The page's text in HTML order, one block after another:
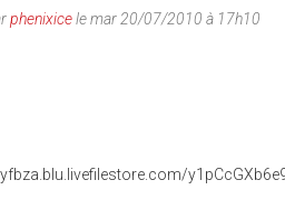
phenixicele mar 20/07/2010 à 17h10